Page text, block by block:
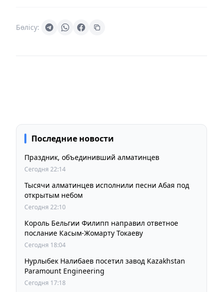
Бөлісу:
Последние новости
Праздник, объединивший алматинцев
Сегодня 22:14
Тысячи алматинцев исполнили песни Абая под
открытым небом
Сегодня 22:10
Король Бельгии Филипп направил ответное
послание Касым-Жомарту Токаеву
Сегодня 18:04
Нурлыбек Налибаев посетил завод Kazakhstan
Paramount Engineering
Сегодня 17:18